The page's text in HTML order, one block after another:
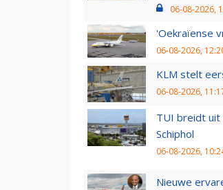
06-08-2026,
'Oekraïense
06-08-2026,
KLM stelt
06-08-2026,
TUI breidt uit
Schiphol
06-08-2026,
Nieuwe